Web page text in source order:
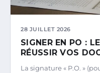
28 JUILLET 2026
SIGNER EN PO :
RÉUSSIR VOS
La signature « P.O. »